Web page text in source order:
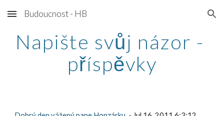
Skip to main content Skip to navigation
Budoucnost - HB
Napište svůj názor -
příspěvky